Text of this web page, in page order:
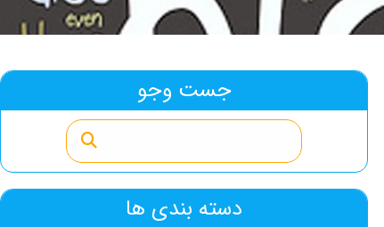
جست وجو
دسته بندی ها